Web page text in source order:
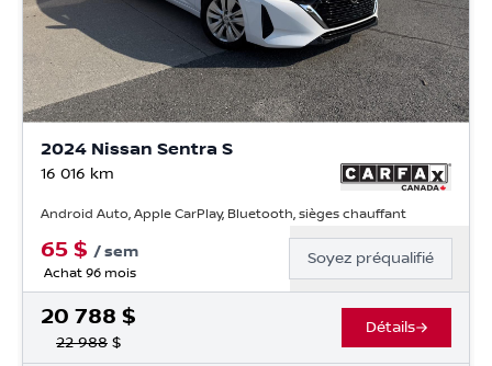
2024 Nissan Sentra S
16 016 km
Android Auto, Apple CarPlay, Bluetooth, sièges chauffant
65 $ /sem
Achat 96 mois
Soyez préqualifié
20 788 $
22 988 $
Détails